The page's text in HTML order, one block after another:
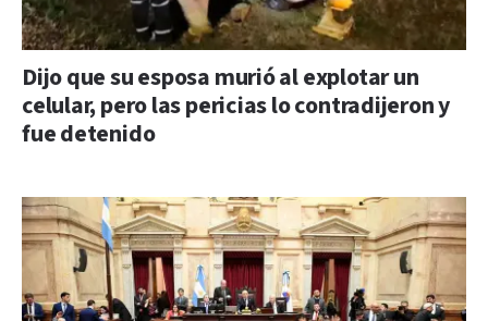
Dijo que su esposa murió al explotar un
celular, pero las pericias lo contradijeron y
fue detenido